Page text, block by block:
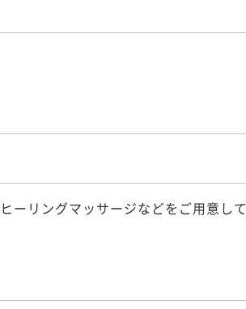
ーリングマッサージなどをご用意して